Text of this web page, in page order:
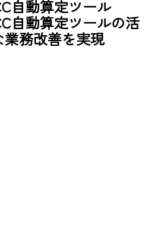
自動算定ツール
自動算定ツールの活
務改善を実現